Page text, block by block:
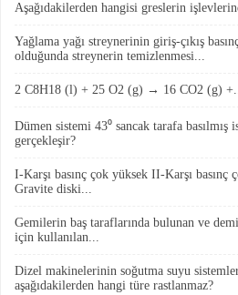
Aşağıdakilerden hangisi greslerin
Yağlama yağı streynerinin giriş-çıkış
olduğunda streynerin temizlenmesi...
2 C8H18 (l) + 25 O2 (g) → 16 CO2 (g)
Dümen sistemi 43⁰ sancak tarafa basılmış
gerçekleşir?
I-Karşı basınç çok yüksek II-Karşı
Gravite diski...
Gemilerin baş taraflarında bulunan ve
için kullanılan...
Dizel makinelerinin soğutma suyu
aşağıdakilerden hangi türe rastlanmaz?